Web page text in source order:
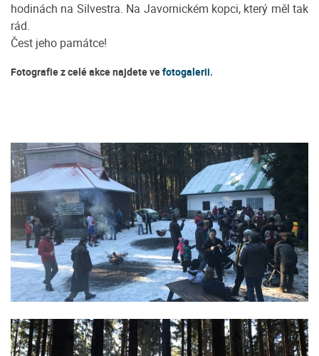
hodinách na Silvestra. Na Javornickém kopci, který měl tak
rád.
Čest jeho památce!
Fotografie z celé akce najdete vefotogalerii.